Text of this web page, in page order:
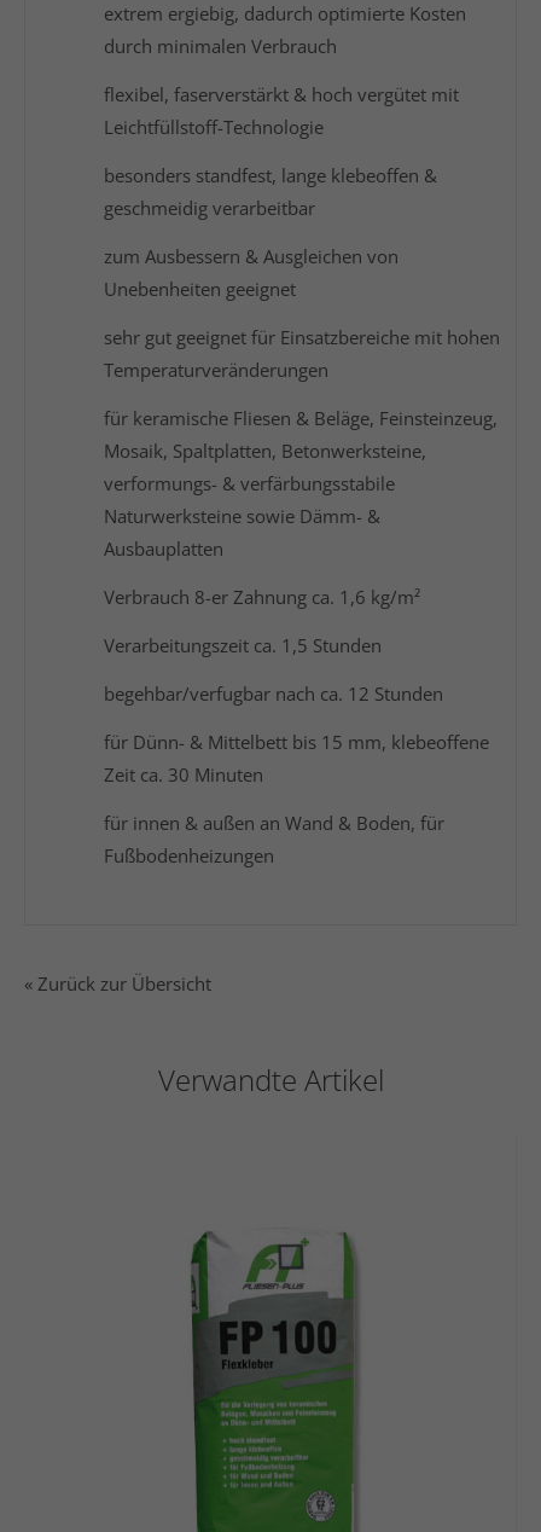
extrem ergiebig, dadurch optimierte Kosten
durch minimalen Verbrauch
flexibel, faserverstärkt & hoch vergütet mit
Leichtfüllstoff-Technologie
besonders standfest, lange klebeoffen &
geschmeidig verarbeitbar
zum Ausbessern & Ausgleichen von
Unebenheiten geeignet
sehr gut geeignet für Einsatzbereiche mit hohen
Temperaturveränderungen
für keramische Fliesen & Beläge, Feinsteinzeug,
Mosaik, Spaltplatten, Betonwerksteine,
verformungs- & verfärbungsstabile
Naturwerksteine sowie Dämm- &
Ausbauplatten
Verbrauch 8-er Zahnung ca. 1,6 kg/m²
Verarbeitungszeit ca. 1,5 Stunden
begehbar/verfugbar nach ca. 12 Stunden
für Dünn- & Mittelbett bis 15 mm, klebeoffene
Zeit ca. 30 Minuten
für innen & außen an Wand & Boden, für
Fußbodenheizungen
« Zurück zur Übersicht
Verwandte Artikel